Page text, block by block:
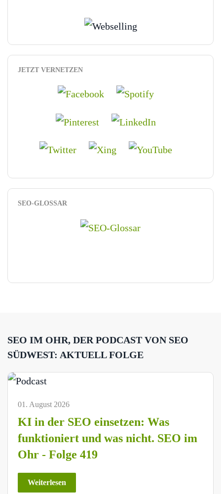
JETZT VERNETZEN
SEO-GLOSSAR
SEO IM OHR, DER PODCAST VON SEO
SÜDWEST: AKTUELL FOLGE
01. August 2026
KI in der SEO einsetzen: Was
funktioniert und was nicht. SEO im
Ohr - Folge 419
Weiterlesen